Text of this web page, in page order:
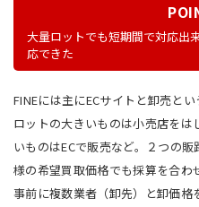
大量ロットでも短期間で対応出
応できた
FINEには主にECサイトと卸売とい
ロットの大きいものは小売店を
いものはECで販売など。２つの
様の希望買取価格でも採算を合わ
事前に複数業者（卸先）と卸価